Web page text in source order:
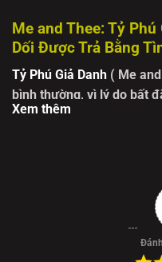
Me and Thee: Tỷ Phú
Dối Được Trả Bằng
Tỷ Phú Giả Danh ( Me
bình thường, vì lý do bất
oái oăm, buộc phải sống
Bí mật bắt đầu trở nên
tình với một cô gái (hoặc
toàn không biết gì về sự
Xem thêm